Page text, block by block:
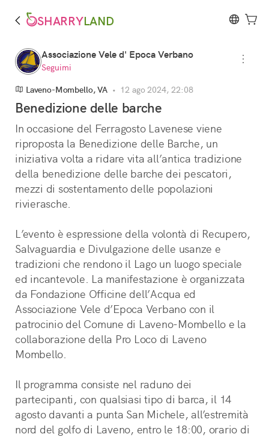
SHARRYLAND
Associazione Vele d' Epoca Verbano
Seguimi
Laveno-Mombello, VA • 12 ago 2024, 22:08
Benedizione delle barche
In occasione del Ferragosto Lavenese viene
riproposta la Benedizione delle Barche, un
iniziativa volta a ridare vita all’antica tradizione
della benedizione delle barche dei pescatori,
mezzi di sostentamento delle popolazioni
rivierasche.
L’evento è espressione della volontà di Recupero,
Salvaguardia e Divulgazione delle usanze e
tradizioni che rendono il Lago un luogo speciale
ed incantevole. La manifestazione è organizzata
da Fondazione Officine dell’Acqua ed
Associazione Vele d’Epoca Verbano con il
patrocinio del Comune di Laveno-Mombello e la
collaborazione della Pro Loco di Laveno
Mombello.
Il programma consiste nel raduno dei
partecipanti, con qualsiasi tipo di barca, il 14
agosto davanti a punta San Michele, all’estremità
nord del golfo di Laveno, entro le 18:00, orario di